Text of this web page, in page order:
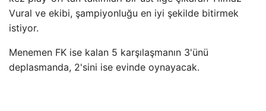
Vural ve ekibi, şampiyonluğu en iyi şekilde bitirmek
istiyor.
Menemen FK ise kalan 5 karşılaşmanın 3'ünü
deplasmanda, 2'sini ise evinde oynayacak.